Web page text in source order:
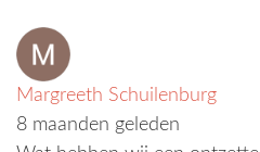
Margreeth Schuilenburg
8 maanden geleden